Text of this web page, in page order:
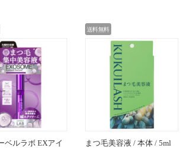
ベルラボ EXアイ
送料無料
まつ毛美容液 / 本体 / 5ml